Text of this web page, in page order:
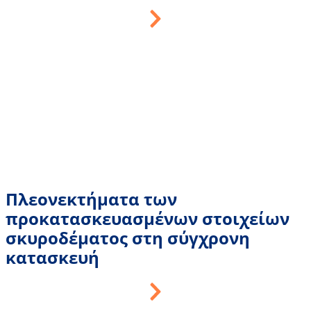
Πλεονεκτήματα των
προκατασκευασμένων στοιχείων
σκυροδέματος στη σύγχρονη
κατασκευή